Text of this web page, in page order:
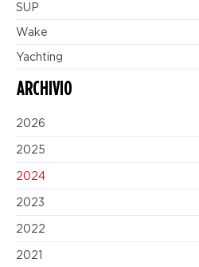
SUP
Wake
Yachting
ARCHIVIO
2026
2025
2024
2023
2022
2021